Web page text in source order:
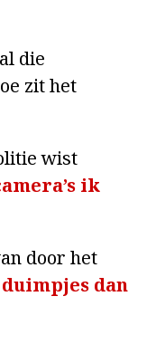
die
zit het
wist
ik
door het
dan